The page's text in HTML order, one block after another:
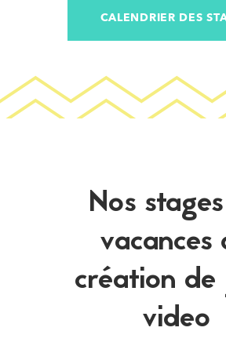
CALENDRIER DES
Nos
vacances
création
video